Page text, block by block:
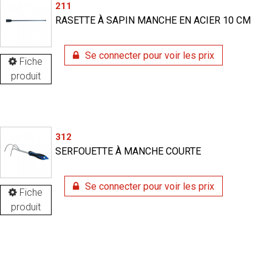
Fiche
produit
211
RASETTE À SAPIN MANCHE EN ACIER 10 CM
Se connecter pour voir les prix
Fiche
produit
312
SERFOUETTE À MANCHE COURTE
Se connecter pour voir les prix